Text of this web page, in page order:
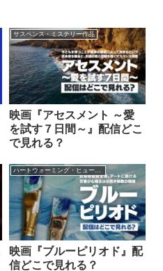
サスペンス・ミステリー作品
映画『アセスメント ～愛
を試す７日間～』配信どこ
で見れる？
映画『ブルーピリオド』配
信どこで見れる？